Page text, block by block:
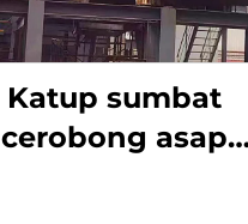
Katup sumbat
cerobong asap